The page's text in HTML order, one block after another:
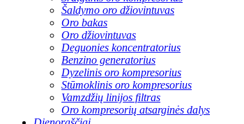
Šaldymo oro džiovintuvas
Oro bakas
Oro džiovintuvas
Deguonies koncentratorius
Benzino generatorius
Dyzelinis oro kompresorius
Stūmoklinis oro kompresorius
Vamzdžių linijos filtras
Oro kompresorių atsarginės dalys